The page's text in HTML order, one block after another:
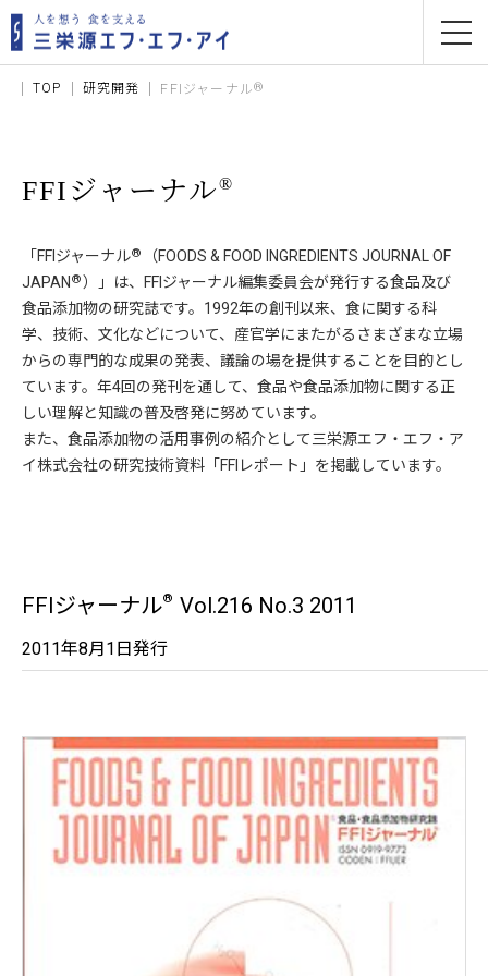
TOP 研究開発 FFIジャーナル®
FFIジャーナル®
「FFIジャーナル®
（FOODS & FOOD INGREDIENTS JOURNAL OF
JAPAN ®）」は、FFIジャーナル編集委員会が発行する食品及び
食品添加物の研究誌です。1992年の創刊以来、食に関する科
学、技術、文化などについて、産官学にまたがるさまざまな立場
からの専門的な成果の発表、議論の場を提供することを目的とし
ています。年4回の発刊を通して、食品や食品添加物に関する正
しい理解と知識の普及啓発に努めています。
また、食品添加物の活用事例の紹介として三栄源エフ・エフ・ア
イ株式会社の研究技術資料「FFIレポート」を掲載しています。
FFIジャーナル® Vol.216 No.3 2011
2011年8月1日発行